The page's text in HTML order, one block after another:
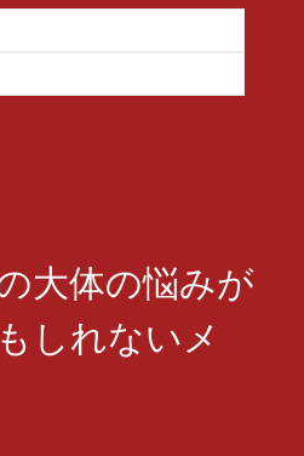
大体の悩みが
しれないメ